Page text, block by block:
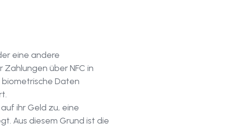
eine andere
über NFC in
Daten
ihr Geld zu, eine
Aus diesem Grund ist die